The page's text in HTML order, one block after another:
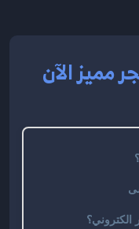
مميز الآن